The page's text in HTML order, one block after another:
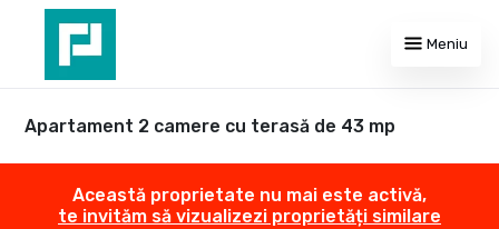
Meniu
Apartament 2 camere cu terasă de 43 mp
Această proprietate nu mai este activă,
te invităm să vizualizezi proprietăți similare